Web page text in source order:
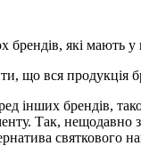
брендів, які мають
що вся продукція
інших брендів,
Так, нещодавно
святкового